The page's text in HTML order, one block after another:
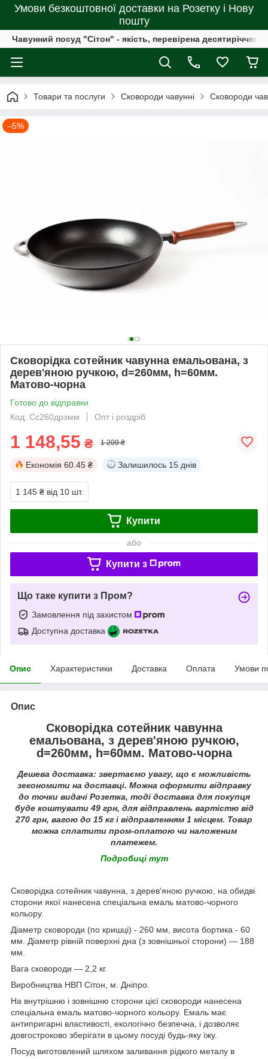
Умови безкоштовної доставки на Розетку і Нову
пошту
Чавунний посуд "Сітон" - якість, перевірена десятиріччями
Товари та послуги Сковороди чавунні Сковороди
–5%
Сковорідка сотейник чавунна емальована, з
дерев'яною ручкою, d=260мм, h=60мм.
Матово-чорна
Готово до відправки
Код: Сс260дрэмм
Опт і роздріб
1 148,55 ₴ 1 209 ₴
Економія 60.45 ₴ Залишилось 15 днів
1 145 ₴ від 10 шт.
Купити
або
Купити з
Що таке купити з Пром?
Замовлення під захистом
Доступна доставка
Опис Характеристики Доставка Оплата Умови
Опис
Сковорідка сотейник чавунна
емальована, з дерев'яною ручкою,
d=260мм, h=60мм. Матово-чорна
Дешева доставка: звертаємо увагу, що є можливість
зекономити на доставці. Можна оформити відправку
до точки видачі Розетка, тоді доставка для покупця
буде коштувати 49 грн, для відправлень вартістю від
270 грн, вагою до 15 кг і відправленням 1 місцем. Товар
можна сплатити пром-оплатою чи наложеним
платежем.
Подробиці тут
Сковорідка сотейник чавунна, з дерев'яною ручкою, на обидві
сторони якої нанесена спеціальна емаль матово-чорного
кольору.
Діаметр сковороди (по кришці) - 260 мм, висота бортика - 60
мм. Діаметр рівній поверхні дна (з зовнішньої сторони) ― 188
мм.
Вага сковороди ― 2,2 кг.
Виробництва НВП Сітон, м. Дніпро.
На внутрішню і зовнішню сторони цієї сковороди нанесена
спеціальна емаль матово-чорного кольору. Емаль має
антипригарні властивості, екологічно безпечна, і дозволяє
довгостроково зберігати в цьому посуді будь-яку їжу.
Посуд виготовлений шляхом заливання рідкого металу в